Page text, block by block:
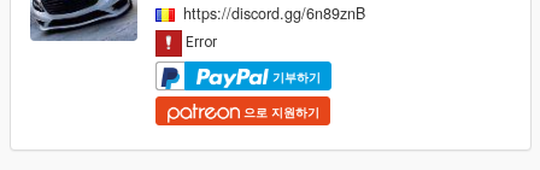
https://discord.gg/6n89znB
기부하기
으로 지원하기